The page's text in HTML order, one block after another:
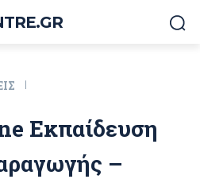
Εκπαίδευση
–